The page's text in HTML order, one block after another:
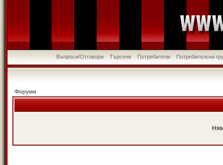
Въпроси/Отговори Търсене Потребители Потребителски
Форуми